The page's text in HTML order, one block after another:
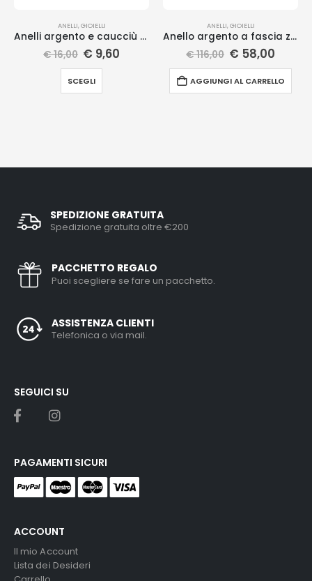
ANELLI,GIOIELLI
Anelli argento e caucciù colorati
€16,00 € 9,60
SCEGLI
ANELLI,GIOIELLI
Anello argento a fascia zirconi
€116,00 € 58,00
AGGIUNGI AL CARRELLO
SPEDIZIONE GRATUITA
Spedizione gratuita oltre €200
PACCHETTO REGALO
Puoi scegliere se fare un pacchetto.
ASSISTENZA CLIENTI
Telefonica o via mail.
ACCOUNT
Il mio Account
Lista dei Desideri
SEGUICI SU
PAGAMENTI SICURI